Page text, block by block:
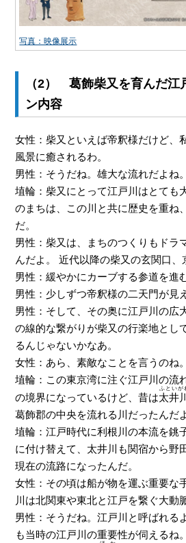
写真：映像展示
（2） 葛飾柴又を育んだ
ン内容
女性：柴又といえば帝釈様だけど、
風景に癒されるわ。
男性：そうだね。雄大な流れだよね。
埴輪：柴又にとって江戸川はとても
のまちは、この川と共に歴史を重ね
だ。
男性：柴又は、まちのつくりもドラ
んだよ。 近代以降の柴又の玄関口、
男性：緩やかにカーブする参道を進
男性：少しずつ帝釈様の二天門が見
男性：そして、その奥に江戸川の広
の線的な繋がりが柴又の行楽地とし
るんじゃないかなあ。
女性：あら、素敵なことを言うのね。
埴輪：この東京湾に注ぐ江戸川の流
の境界になっているけど、昔は太井川
ふといが
葛飾郡の中央を流れる川だったんだ
埴輪：江戸時代に利根川の本流を銚
に付け替えて、太井川も関宿から野
現在の流路になったんだ。
女性：その頃は船が物を運ぶ重要な
川は北関東や東北と江戸を繋ぐ大動
男性：そうだね。江戸川と呼ばれる
も当時の江戸川の重要性が伺えるね。